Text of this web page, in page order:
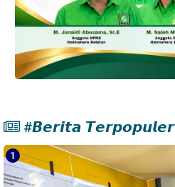
#𝘽𝙚𝙧𝙞𝙩𝙖 𝙏𝙚𝙧𝙥𝙤𝙥𝙪𝙡𝙚𝙧